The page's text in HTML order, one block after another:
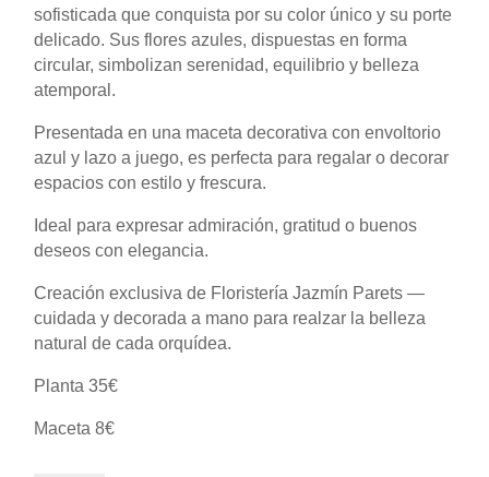
sofisticada que conquista por su color único y su porte
delicado. Sus flores azules, dispuestas en forma
circular, simbolizan serenidad, equilibrio y belleza
atemporal.
Presentada en una maceta decorativa con envoltorio
azul y lazo a juego, es perfecta para regalar o decorar
espacios con estilo y frescura.
Ideal para expresar admiración, gratitud o buenos
deseos con elegancia.
Creación exclusiva de Floristería Jazmín Parets —
cuidada y decorada a mano para realzar la belleza
natural de cada orquídea.
Planta 35€
Maceta 8€